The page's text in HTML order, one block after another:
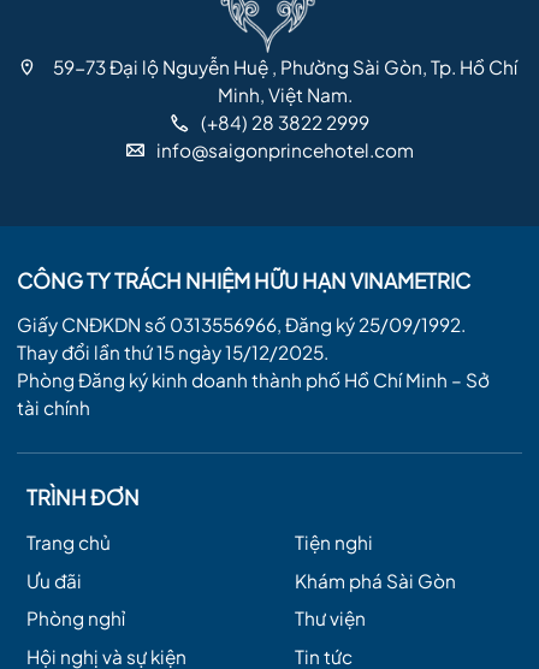
59-73 Đại lộ Nguyễn Huệ , Phường Sài Gòn, Tp. Hồ Chí
Minh, Việt Nam.
(+84) 28 3822 2999
info@saigonprincehotel.com
CÔNG TY TRÁCH NHIỆM HỮU HẠN VINAMETRIC
Giấy CNĐKDN số 0313556966, Đăng ký 25/09/1992.
Thay đổi lần thứ 15 ngày 15/12/2025.
Phòng Đăng ký kinh doanh thành phố Hồ Chí Minh – Sở
tài chính
TRÌNH ĐƠN
Trang chủ
Tiện nghi
Ưu đãi
Khám phá Sài Gòn
Phòng nghỉ
Thư viện
Hội nghị và sự kiện
Tin tức